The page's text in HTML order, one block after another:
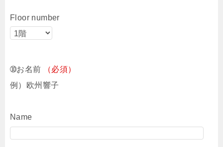
Floor number
➉お名前
（必須）
例）欧州響子
Name